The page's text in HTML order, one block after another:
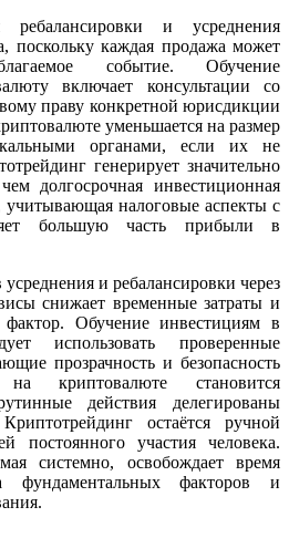
ребалансировки и усреднения
поскольку каждая продажа может
событие. Обучение
включает консультации со
праву конкретной юрисдикции
уменьшается на размер
органами, если их не
генерирует значительно
долгосрочная инвестиционная
учитывающая налоговые аспекты с
большую часть прибыли в
и ребалансировки через
снижает временные затраты и
фактор. Обучение инвестициям в
использовать проверенные
прозрачность и безопасность
криптовалюте становится
действия делегированы
остаётся ручной
постоянного участия человека.
системно, освобождает время
фундаментальных факторов и